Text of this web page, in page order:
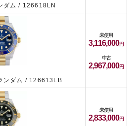
ダム / 126618LN
ンダム / 126613LB
未使用
3,116,000
中古
2,967,000
未使用
2,833,000